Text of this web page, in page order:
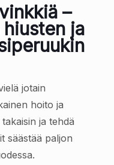
–
ja
jotain
hoito ja
ja tehdä
säästää paljon